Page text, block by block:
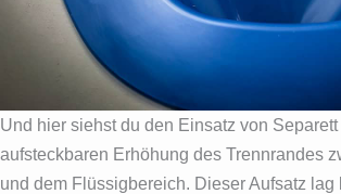
Und hier siehst du den Einsatz von Separett
aufsteckbaren Erhöhung des Trennrandes
und dem Flüssigbereich. Dieser Aufsatz lag